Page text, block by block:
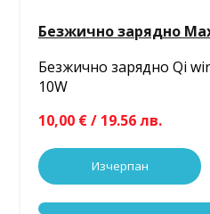
Безжично зарядно
Безжично зарядно Qi
10W
10,00 € / 19.56 лв.
Изчерпан